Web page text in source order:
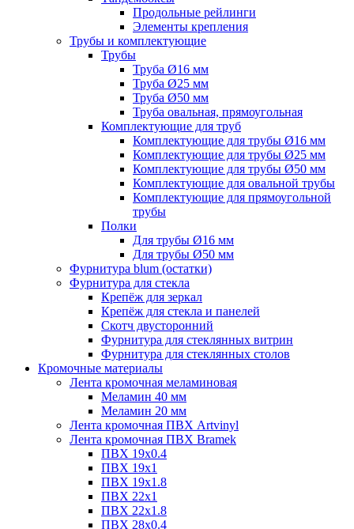
Продольные рейлинги
Элементы крепления
Трубы и комплектующие
Трубы
Труба Ø16 мм
Труба Ø25 мм
Труба Ø50 мм
Труба овальная, прямоугольная
Комплектующие для труб
Комплектующие для трубы Ø16 мм
Комплектующие для трубы Ø25 мм
Комплектующие для трубы Ø50 мм
Комплектующие для овальной трубы
Комплектующие для прямоугольной
трубы
Полки
Для трубы Ø16 мм
Для трубы Ø50 мм
Фурнитура blum (остатки)
Фурнитура для стекла
Крепёж для зеркал
Крепёж для стекла и панелей
Скотч двусторонний
Фурнитура для стеклянных витрин
Фурнитура для стеклянных столов
Кромочные материалы
Лента кромочная меламиновая
Меламин 40 мм
Меламин 20 мм
Лента кромочная ПВХ Artvinyl
Лента кромочная ПВХ Bramek
ПВХ 19x0.4
ПВХ 19х1
ПВХ 19х1.8
ПВХ 22х1
ПВХ 22х1.8
ПВХ 28х0.4